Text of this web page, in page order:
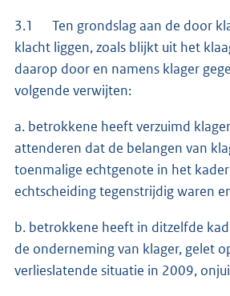
3.1 Ten grondslag aan de door
klacht liggen, zoals blijkt uit het
daarop door en namens klager
volgende verwijten:
a. betrokkene heeft verzuimd
attenderen dat de belangen van
toenmalige echtgenote in het
echtscheiding tegenstrijdig waren
b. betrokkene heeft in ditzelfde
de onderneming van klager, gelet
verlieslatende situatie in 2009,